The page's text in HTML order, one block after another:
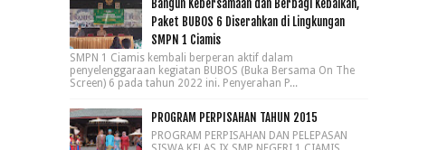
Bangun Kebersamaan dan Berbagi Kebaikan,
Paket BUBOS 6 Diserahkan di Lingkungan
SMPN 1 Ciamis
SMPN 1 Ciamis kembali berperan aktif dalam
penyelenggaraan kegiatan BUBOS (Buka Bersama On The
Screen) 6 pada tahun 2022 ini. Penyerahan P...
PROGRAM PERPISAHAN TAHUN 2015
PROGRAM PERPISAHAN DAN PELEPASAN